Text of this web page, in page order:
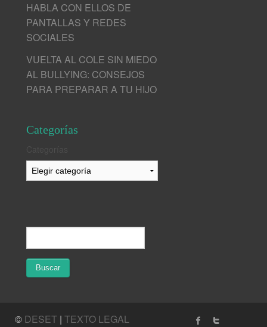
HABLA CON ELLOS DE
PANTALLAS Y REDES
SOCIALES
VUELTA AL COLE SIN MIEDO
AL BULLYING: CONSEJOS
PARA PREPARAR A TU HIJO
Categorías
© DESET | TEXTO LEGAL